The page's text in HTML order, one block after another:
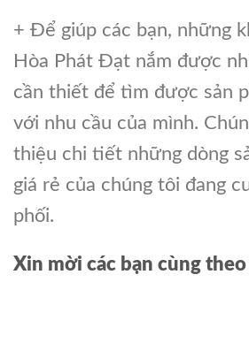
+ Để giúp các bạn, những
Hòa Phát Đạt nắm được
cần thiết để tìm được sản
với nhu cầu của mình.
thiệu chi tiết những dòng
giá rẻ của chúng tôi đang
phối.
Xin mời các bạn cùng